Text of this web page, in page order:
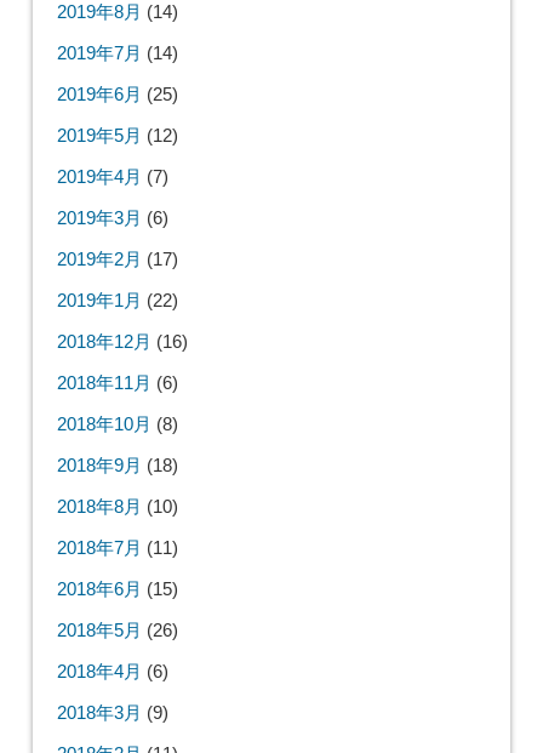
2019年8月 (14)
2019年7月 (14)
2019年6月 (25)
2019年5月 (12)
2019年4月 (7)
2019年3月 (6)
2019年2月 (17)
2019年1月 (22)
2018年12月 (16)
2018年11月 (6)
2018年10月 (8)
2018年9月 (18)
2018年8月 (10)
2018年7月 (11)
2018年6月 (15)
2018年5月 (26)
2018年4月 (6)
2018年3月 (9)